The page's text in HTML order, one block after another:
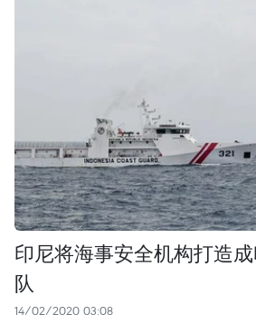
印尼将海事安全机构打造
队
14/02/2020 03:08